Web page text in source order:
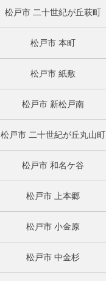
松戸市 二十世紀が丘萩町
松戸市 本町
松戸市 紙敷
松戸市 新松戸南
松戸市 二十世紀が丘丸山町
松戸市 和名ケ谷
松戸市 上本郷
松戸市 小金原
松戸市 中金杉